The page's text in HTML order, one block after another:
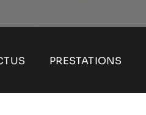
PRESTATIONS